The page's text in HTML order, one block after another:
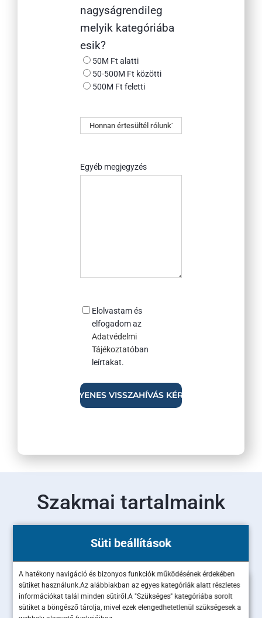
Süti beállítások
A hatékony navigáció és bizonyos funkciók működésének érdekében
sütiket használunk.Az alábbiakban az egyes kategóriák alatt részletes
információkat talál minden sütiről.A "Szükséges" kategóriába sorolt
sütiket a böngésző tárolja, mivel ezek elengedhetetlenül szükségesek a
nagyságrendileg
melyik kategóriába
esik?
50M Ft alatti
50-500M Ft közötti
500M Ft feletti
Honnan
értesültél
Egyéb megjegyzés
Consent
Elolvastam és
elfogadom az
Adatvédelmi
Tájékoztatóban
leírtakat.
Szakmai tartalmaink
Olvass bele legújabb szakértői cikkeinkbe!